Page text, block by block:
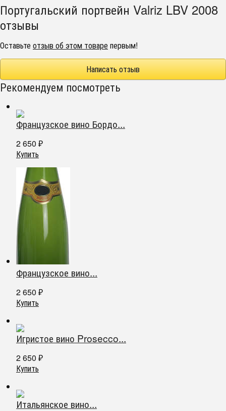
Португальский портвейн Valriz LBV 2008
отзывы
Оставьтеотзыв об этом товарепервым!
Написать отзыв
Рекомендуем посмотреть
Французское вино Бордо...
2 650 ₽
Купить
Французское вино...
2 650 ₽
Купить
Игристое вино Prosecco...
2 650 ₽
Купить
Итальянское вино...